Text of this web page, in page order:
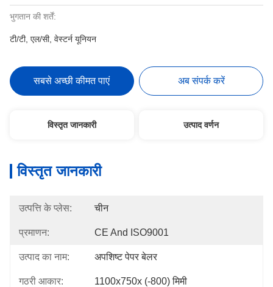
भुगतान की शर्तें:
टी/टी, एल/सी, वेस्टर्न यूनियन
सबसे अच्छी कीमत पाएं अब संपर्क करें
विस्तृत जानकारी उत्पाद वर्णन
विस्तृत जानकारी
उत्पत्ति के प्लेस: चीन
प्रमाणन: CE And ISO9001
उत्पाद का नाम: अपशिष्ट पेपर बेलर
गठरी आकार: 1100x750x (-800) मिमी